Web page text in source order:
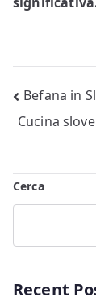
articoli
Befana in
Cucina
Cerca
Recent